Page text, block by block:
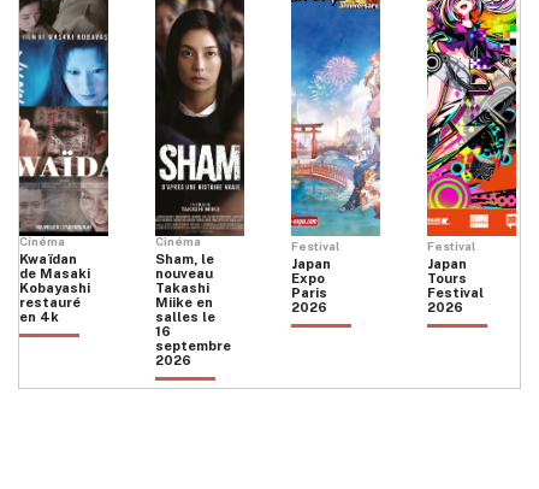
Cinéma
Kwaïdan
de Masaki
Kobayashi
restauré
en 4k
Cinéma
Sham, le
nouveau
Takashi
Miike en
salles le
16
septembre
2026
Festival
Japan
Expo
Paris
2026
Festival
Japan
Tours
Festival
2026